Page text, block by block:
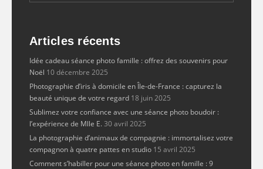
Articles récents
Idée cadeau séance photo famille : offrez des souvenirs pour
Noël 10 décembre 2025
Photographie d’iris à domicile en Île-de-France : capturez la
beauté unique de votre regard 18 juin 2025
Sublimez votre confiance avec une séance photo boudoir :
l’expérience de Mlle E.30 avril 2025
La photographie d’animaux de compagnie : immortalisez votre
compagnon à quatre pattes en studio 15 avril 2025
Comment s’habiller pour une séance photo en famille : 9